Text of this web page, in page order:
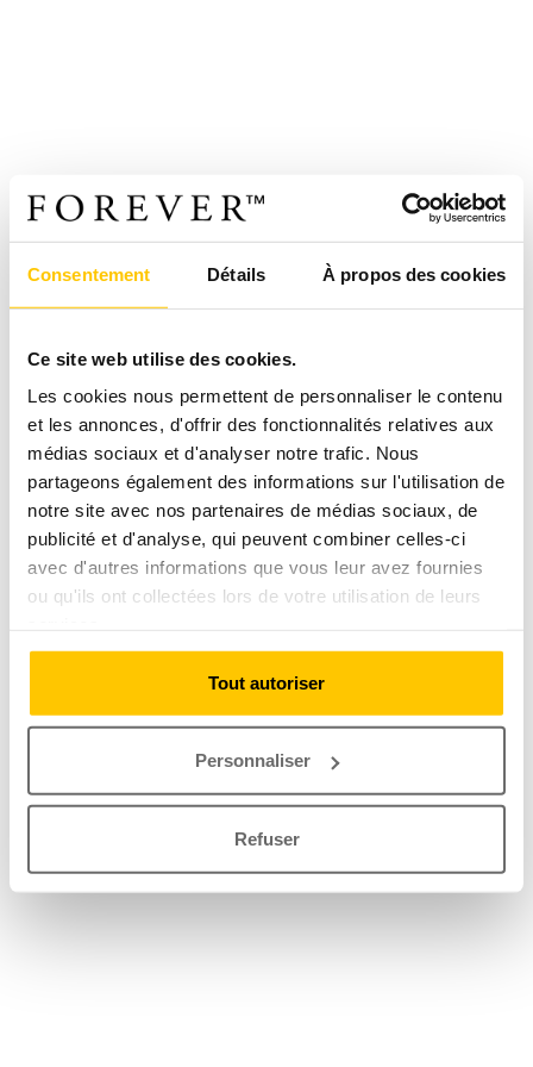
Consentement Détails À propos des cookies
Ce site web utilise des cookies.
Les cookies nous permettent de personnaliser le contenu
et les annonces, d'offrir des fonctionnalités relatives aux
médias sociaux et d'analyser notre trafic. Nous
partageons également des informations sur l'utilisation de
notre site avec nos partenaires de médias sociaux, de
publicité et d'analyse, qui peuvent combiner celles-ci
avec d'autres informations que vous leur avez fournies
ou qu'ils ont collectées lors de votre utilisation de leurs
Tout autoriser
Personnaliser
Refuser